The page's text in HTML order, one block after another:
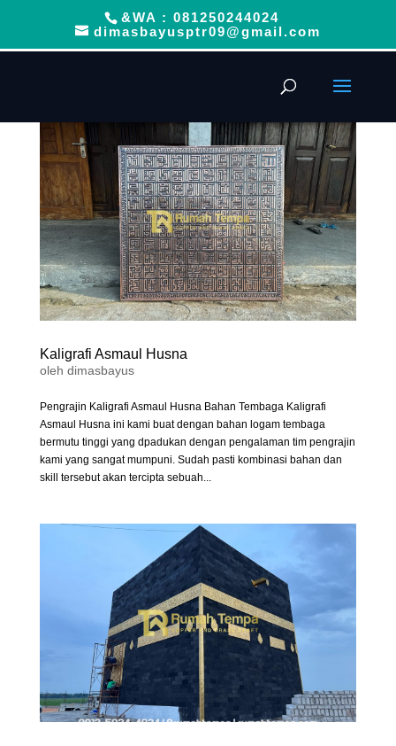
&WA : 081250244024
dimasbayusptr09@gmail.com
Kaligrafi Asmaul Husna
oleh dimasbayus
Pengrajin Kaligrafi Asmaul Husna Bahan Tembaga Kaligrafi
Asmaul Husna ini kami buat dengan bahan logam tembaga
bermutu tinggi yang dpadukan dengan pengalaman tim pengrajin
kami yang sangat mumpuni. Sudah pasti kombinasi bahan dan
skill tersebut akan tercipta sebuah...